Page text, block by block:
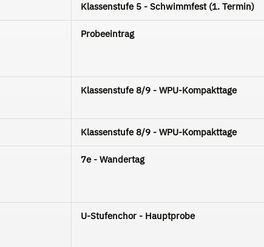
Klassenstufe 5 - Schwimmfest (1. Termin)
Probeeintrag
Klassenstufe 8/9 - WPU-Kompakttage
Klassenstufe 8/9 - WPU-Kompakttage
7e - Wandertag
U-Stufenchor - Hauptprobe